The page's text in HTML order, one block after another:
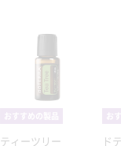
ティーツリー ド